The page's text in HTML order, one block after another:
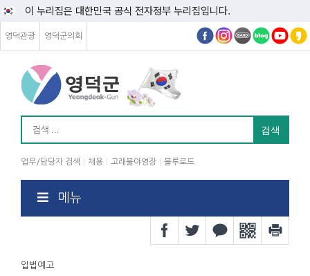
이 누리집은 대한민국 공식 전자정부 누리집입니다.
영덕관광 영덕군의회
업무/담당자 검색 채용 고래불야영장 블루로드
메뉴
입법예고